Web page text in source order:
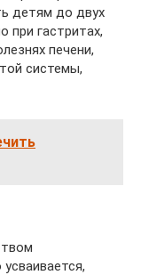
детям до двух
при гастритах,
печени,
системы,